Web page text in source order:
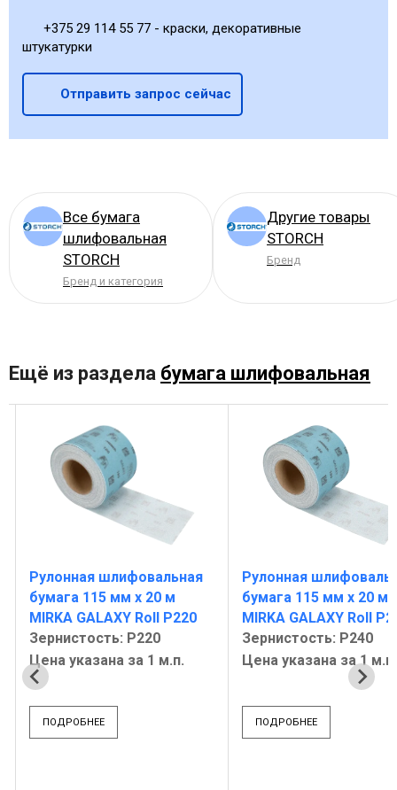
+375 29 114 55 77 - краски, декоративные
штукатурки
Отправить запрос сейчас
Все бумага
шлифовальная
STORCH
Бренд и категория
Другие товары
STORCH
Бренд
Ещё из раздела бумага шлифовальная
Рулонная шлифовальная
бумага 115 мм х 20 м
MIRKA GALAXY Roll P220
Зернистость: Р220
Цена указана за 1 м.п.
ПОДРОБНЕЕ
Рулонная
бумага 115 мм х 20 м
MIRKA GALAXY Roll
Зернистость: Р240
Цена указана за 1 м.п.
ПОДРОБНЕЕ